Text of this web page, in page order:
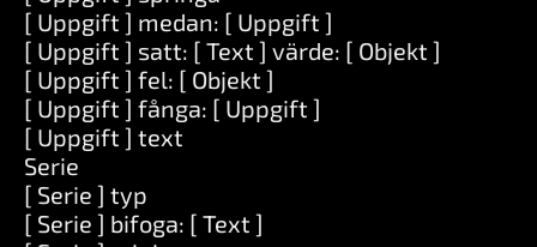
[ Uppgift ] medan: [ Uppgift ]
[ Uppgift ] satt: [ Text ] värde: [ Objekt ]
[ Uppgift ] fel: [ Objekt ]
[ Uppgift ] fånga: [ Uppgift ]
[ Uppgift ] text
Serie
[ Serie ] typ
[ Serie ] bifoga: [ Text ]